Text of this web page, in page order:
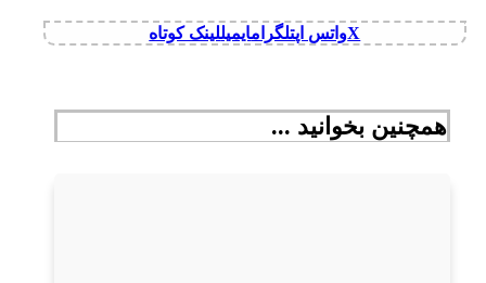
Xواتس اپتلگرامایمیللینک کوتاه
همچنین بخوانید ...